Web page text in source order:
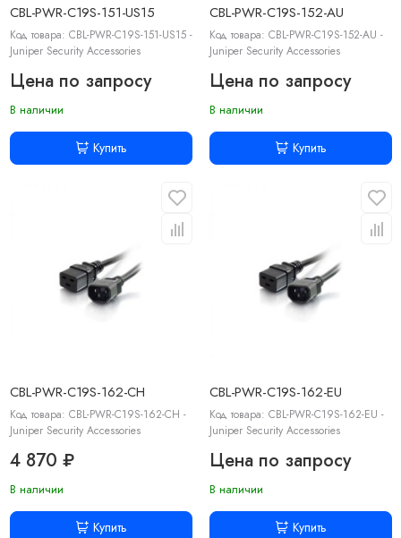
CBL-PWR-C19S-151-US15
Код товара: CBL-PWR-C19S-151-US15 -
Juniper Security Accessories
Цена по запросу
В наличии
Купить
CBL-PWR-C19S-152-AU
Код товара: CBL-PWR-C19S-152-AU -
Juniper Security Accessories
Цена по запросу
В наличии
Купить
CBL-PWR-C19S-162-CH
Код товара: CBL-PWR-C19S-162-CH -
Juniper Security Accessories
4 870 ₽
В наличии
Купить
CBL-PWR-C19S-162-EU
Код товара: CBL-PWR-C19S-162-EU -
Juniper Security Accessories
Цена по запросу
В наличии
Купить